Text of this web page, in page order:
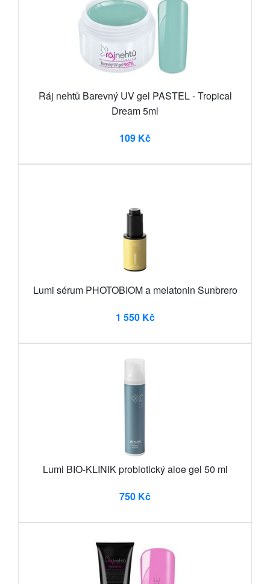
Ráj nehtů Barevný UV gel PASTEL - Tropical
Dream 5ml
109 Kč
Lumi sérum PHOTOBIOM a melatonin Sunbrero
1 550 Kč
Lumi BIO-KLINIK probiotický aloe gel 50 ml
750 Kč